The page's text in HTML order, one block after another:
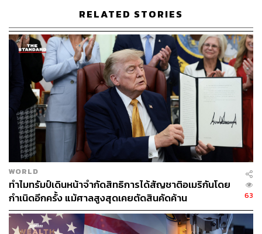
Cartel, Los Zetas และ Tren de Aragua ซึ่งรัฐบาลสหรัฐฯ
ประกาศให้ทั้งหมดเป็นกลุ่มก่อการร้ายเมื่อเดือนกุมภาพันธ์
2025
อย่างไรก็ดี มาดูโรปฏิเสธข้อกล่าวหาเป็นภาษาสเปน คือ
“Soy inocente” (ผมบริสุทธิ์) และ “No soy culpable” (ผมไม่
ผิด) ก่อนจะหยุด ขณะที่ทนายประจำตัวส่งสัญญาณผ่านภาษา
กาย คือ ‘ปิดปาก’ และ ‘ส่ายศีรษะ’ เพื่อไม่ให้มาดูโรพูดอะไร
มากกว่านี้ในชั้นศาล
เช่นเดียวกับสตรีหมายเลขหนึ่ง ฟลอเรสย้ำว่า เธอบริสุทธิ์และ
ไม่มีความผิด ขณะที่ไม่นานนัก มาดูโรขออนุญาตศาลเก็บ
สมุดโน้ตประจำตัวไว้กับตนเอง ซึ่งอัยการตอบรับคำขอ
อย่างไรก็ดี มาดูโรและฟลอเรสยังไม่ได้ยื่นคำร้องขอประกัน
ตัว ขณะที่ทนายแก้ต่างว่า มาดูโรมีเอกสิทธิ์คุ้มกัน
RELATED STORIES
WORLD
ทำไมทรัมป์เดินหน้าจำกัดสิทธิการได้สัญชาติอเมริกันโดย
กำเนิดอีกครั้ง แม้ศาลสูงสุดเคยตัดสินคัดค้าน
63